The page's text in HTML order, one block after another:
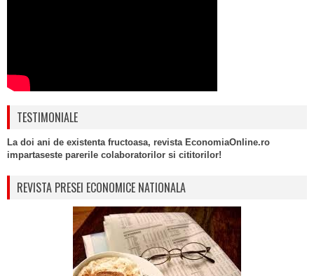
TESTIMONIALE
La doi ani de existenta fructoasa, revista EconomiaOnline.ro
impartaseste parerile colaboratorilor si cititorilor!
REVISTA PRESEI ECONOMICE NATIONALA